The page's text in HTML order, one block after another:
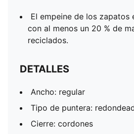
El empeine de los zapatos
con al menos un 20 % de
reciclados.
DETALLES
Ancho: regular
Tipo de puntera:
Cierre: cordones